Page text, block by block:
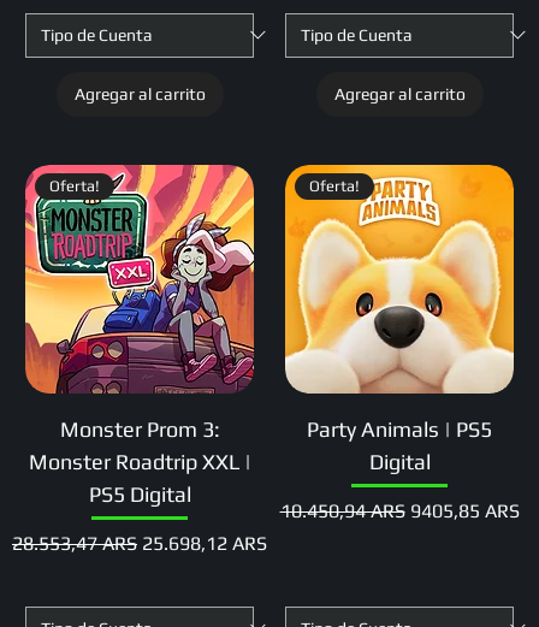
Agregar al carrito Agregar al carrito
Oferta!
Monster Prom 3:
Monster Roadtrip XXL |
PS5 Digital
Precio
28.553,47 ARS Precio de oferta
25.698,12 ARS
Oferta!
Party Animals | PS5
Digital
Precio
10.450,94 ARS Precio de
9405,85 ARS